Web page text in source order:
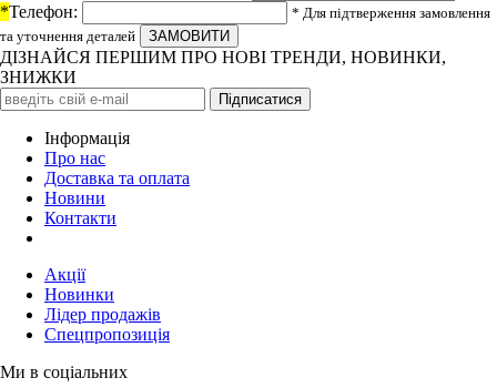
*Телефон:
* Для підтверження замовлення
та уточнення деталей
ДІЗНАЙСЯ ПЕРШИМ ПРО НОВІ ТРЕНДИ, НОВИНКИ,
ЗНИЖКИ
Iнформація
Про нас
Доставка та оплата
Новини
Контакти
Акції
Новинки
Лідер продажів
Спецпропозиція
Ми в соціальних